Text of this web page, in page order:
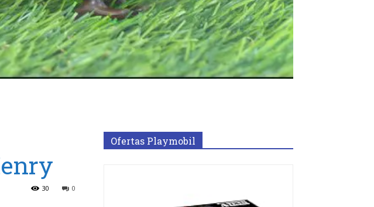
0
30
Ofertas Playmobil